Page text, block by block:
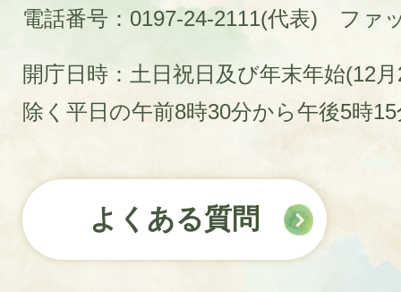
電話番号：0197-24-2111(代表)
ファ
開庁日時：土日祝日及び年末年始(12
除く平日の午前8時30分から午後5時
よくある質問